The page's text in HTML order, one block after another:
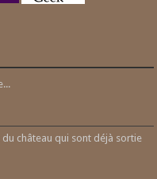
du château qui sont déjà sortie